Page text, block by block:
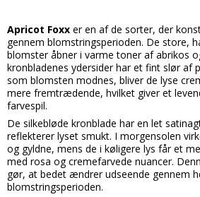
Apricot Foxx er en af de sorter, der
gennem blomstringsperioden. De store,
blomster åbner i varme toner af abrikos
kronbladenes ydersider har et fint slør af
som blomsten modnes, bliver de lyse
mere fremtrædende, hvilket giver et
farvespil.
De silkebløde kronblade har en let
reflekterer lyset smukt. I morgensolen
og gyldne, mens de i køligere lys får et
med rosa og cremefarvede nuancer.
gør, at bedet ændrer udseende gennem
blomstringsperioden.